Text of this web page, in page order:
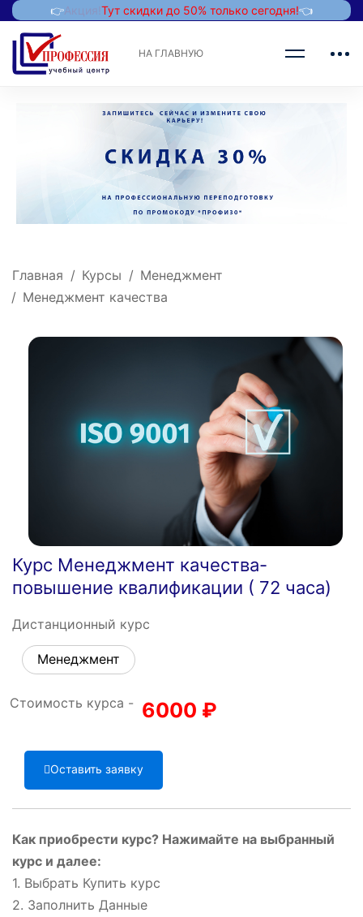
👉Акция! Тут скидки до 50% только сегодня!👈
НА ГЛАВНУЮ
Главная Курсы
Менеджмент
Менеджмент качества
Курс Менеджмент качества-
повышение квалификации ( 72 часа)
Дистанционный курс
Менеджмент
Стоимость курса - 6000 ₽
Оставить заявку
Как приобрести курс? Нажимайте на выбранный
курс и далее:
1. Выбрать Купить курс
2. Заполнить Данные